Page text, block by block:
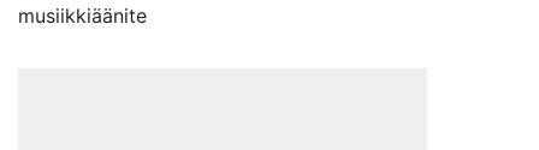
musiikkiäänite